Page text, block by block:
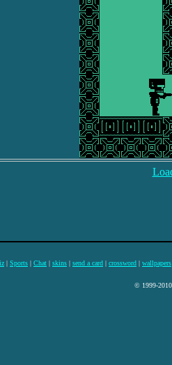
| Sports | Chat | skins | send a card | crossword | wallpapers
© 1999-